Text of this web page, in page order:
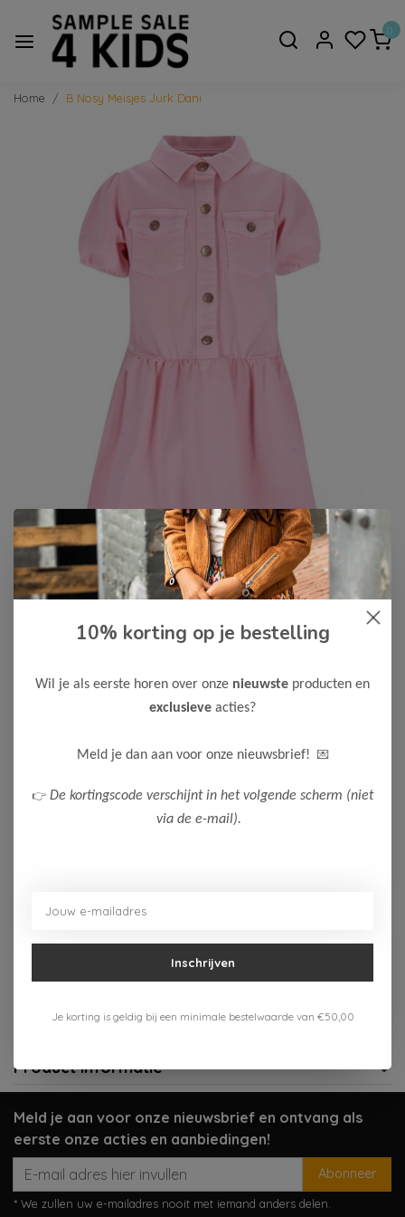
0
Home B Nosy Meisjes Jurk Dani
B.Nosy
B Nosy Meisjes Jurk Dani
Gratis verzenden vanaf 75,-
Meer informatie?
Neem contact op over dit product
Product informatie
Meld je aan voor onze nieuwsbrief en ontvang als
eerste onze acties en aanbiedingen!
Abonneer
* We zullen uw e-mailadres nooit met iemand anders delen.
10% korting op je bestelling
Wil je als eerste horen over onze nieuwste producten en
exclusieve acties?
Meld je dan aan voor onze nieuwsbrief! 💌
👉 De kortingscode verschijnt in het volgende scherm (niet
via de e-mail).
Inschrijven
Je korting is geldig bij een minimale bestelwaarde van €50,00